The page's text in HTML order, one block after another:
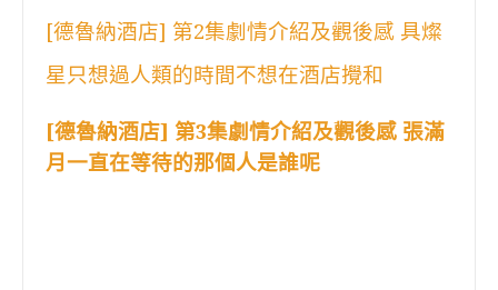
[德魯納酒店] 第2集劇情介紹及觀後感 具燦
星只想過人類的時間不想在酒店攪和
[德魯納酒店] 第3集劇情介紹及觀後感 張滿
月一直在等待的那個人是誰呢